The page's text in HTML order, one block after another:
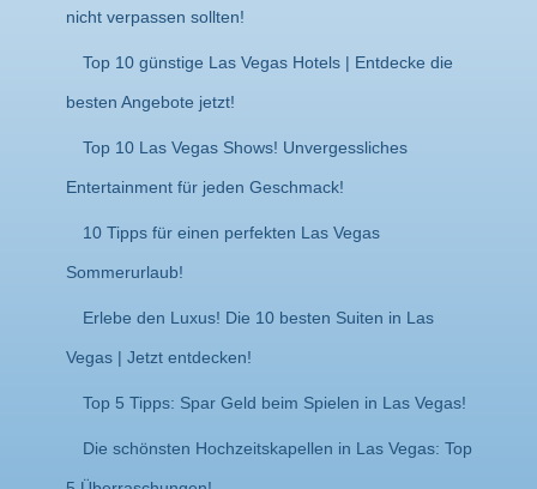
nicht verpassen sollten!
Top 10 günstige Las Vegas Hotels | Entdecke die
besten Angebote jetzt!
Top 10 Las Vegas Shows! Unvergessliches
Entertainment für jeden Geschmack!
10 Tipps für einen perfekten Las Vegas
Sommerurlaub!
Erlebe den Luxus! Die 10 besten Suiten in Las
Vegas | Jetzt entdecken!
Top 5 Tipps: Spar Geld beim Spielen in Las Vegas!
Die schönsten Hochzeitskapellen in Las Vegas: Top